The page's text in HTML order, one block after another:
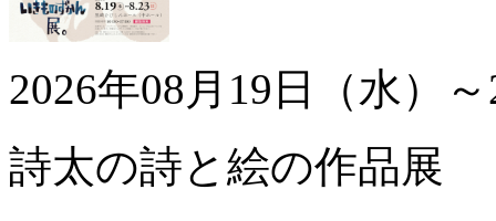
2026年08月19日（水）
詩太の詩と絵の作品展